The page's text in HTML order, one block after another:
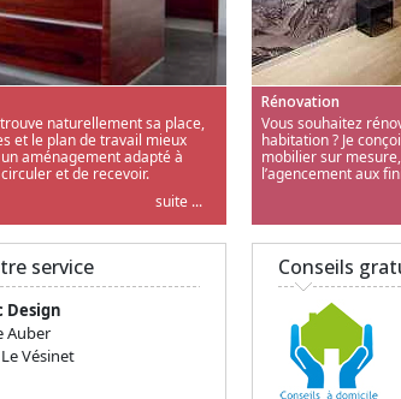
naturellement sa place,
et le plan de travail mieux
aménagement adapté à
et de recevoir.
suite ...
Rénovation
Vous souhaitez
habitation ? Je
mobilier sur
l’agencement aux
service
Design
Auber
Vésinet
Conseils